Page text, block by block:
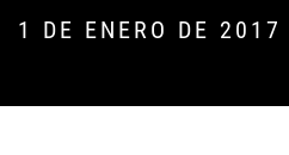
1 DE ENERO DE 2017